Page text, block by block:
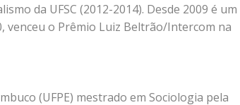
da UFSC (2012-2014). Desde 2009 é um
venceu o Prêmio Luiz Beltrão/Intercom na
(UFPE) mestrado em Sociologia pela